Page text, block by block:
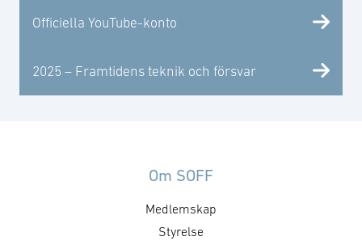
Officiella YouTube-konto
2025 – Framtidens teknik och försvar
Om SOFF
Medlemskap
Styrelse